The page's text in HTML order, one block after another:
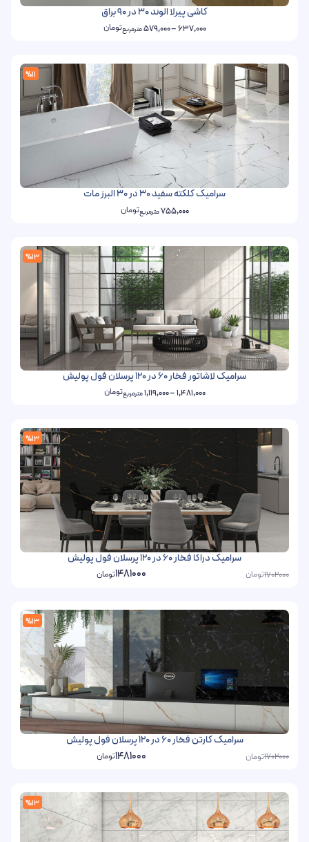
کاشی پیرلا الوند 30 در 90 براق
637,000
–
579,000مترمربعتومان
%11
سرامیک کلکته سفید 30 در 30 البرز مات
755,000مترمربعتومان
%13
سرامیک لاشاتور فخار 60 در 120 پرسلان فول پولیش
1,481,000
–
1,119,000مترمربعتومان
%13
سرامیک دراکا فخار 60 در 120 پرسلان فول پولیش
1702000تومان 1481000تومان
%13
سرامیک کارتن فخار 60 در 120 پرسلان فول پولیش
1702000تومان 1481000تومان
%13